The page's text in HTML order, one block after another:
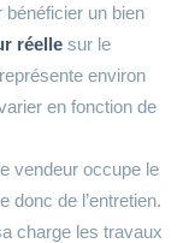
bénéficier un bien
réelle sur le
environ
en fonction de
vendeur occupe le
donc de l’entretien.
charge les travaux